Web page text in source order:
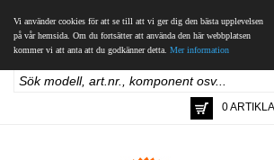
Vi använder cookies för att se till att vi ger dig den bästa upplevelsen
på vår hemsida. Om du fortsätter att använda den här webbplatsen
kommer vi att anta att du godkänner detta. Mer information
0